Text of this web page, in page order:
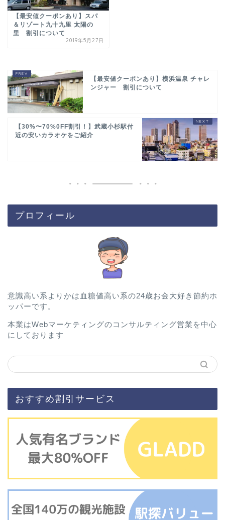
【最安値クーポンあり】スパ
＆リゾート九十九里 太陽の
里 割引について
2019年5月27日
【最安値クーポンあり】横浜温泉 チャレ
ンジャー 割引について
【30%〜70%0FF割引！】武蔵小杉駅付
近の安いカラオケをご紹介
プロフィール
意識高い系よりかは血糖値高い系の24歳お金大好き節約ホ
ッパーです。
本業はWebマーケティングのコンサルティング営業を中心
にしております
おすすめ割引サービス